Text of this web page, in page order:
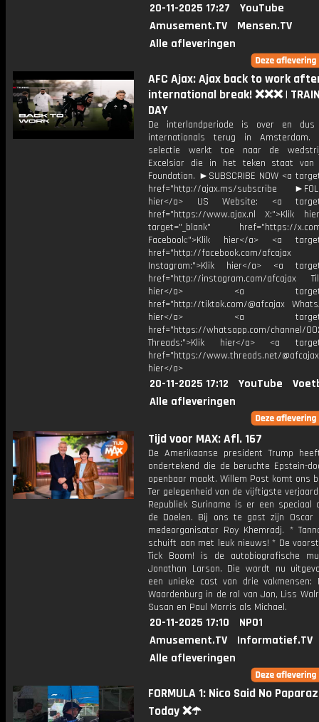
20-11-2025 17:27
YouTube
Amusement.TV
Mensen.TV
Alle afleveringen
AFC Ajax: Ajax back to work
international break! ❌❌❌ |
DAY
De interlandperiode is over en
internationals terug in Amsterdam.
selectie werkt toe naar de
Excelsior die in het teken staat van
Foundation. ►SUBSCRIBE NOW <a
href="http://ajax.ms/subscribe
hier</a> US Website: <a
href="https://www.ajax.nl X:">Klik
target="_blank" href="https://x.com/
Facebook:">Klik hier</a> <a
href="http://facebook.com/afcajax
Instagram:">Klik hier</a> <a
href="http://instagram.com/afcajax
hier</a> <a
href="http://tiktok.com/@afcajax
hier</a> <a
href="https://whatsapp.com/channel/
Threads:">Klik hier</a> <a
href="https://www.threads.net/
hier</a>
20-11-2025 17:12 YouTube
Alle afleveringen
Tijd voor MAX: Afl. 167
De Amerikaanse president Trump
ondertekend die de beruchte Epstein-
openbaar maakt. Willem Post komt ons
Ter gelegenheid van de vijftigste
Republiek Suriname is er een speciaal
de Doelen. Bij ons te gast zijn Oscar
medeorganisator Roy Khemradj. *
schuift aan met leuk nieuws! * De
Tick Boom! is de autobiografische
Jonathan Larson. Die wordt nu
een unieke cast van drie vakmensen:
Waardenburg in de rol van Jon, Liss
Susan en Paul Morris als Michael.
20-11-2025 17:10
NPO1
Amusement.TV
Informatief.TV
Alle afleveringen
FORMULA 1: Nico Said No
Today ❌☂️